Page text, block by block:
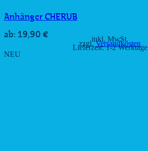
Anhänger CHERUB
ab: 19,90 € inkl. MwSt.
zzgl.Versandkosten
Lieferzeit:1-2 Werktage
NEU